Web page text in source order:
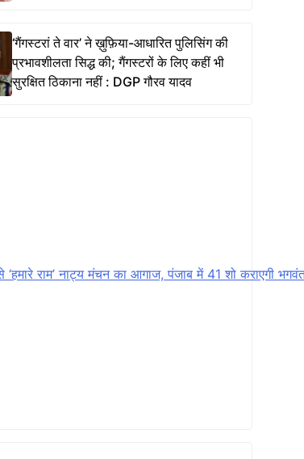
‘गैंगस्टरां ते वार’ ने ख़ुफ़िया-आधारित पुलिसिंग की
प्रभावशीलता सिद्ध की; गैंगस्टरों के लिए कहीं भी
सुरक्षित ठिकाना नहीं : DGP गौरव यादव